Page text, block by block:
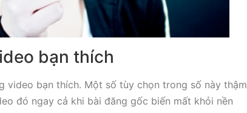
bạn thích
video bạn thích. Một số tùy chọn trong số này thậm
đó ngay cả khi bài đăng gốc biến mất khỏi nền